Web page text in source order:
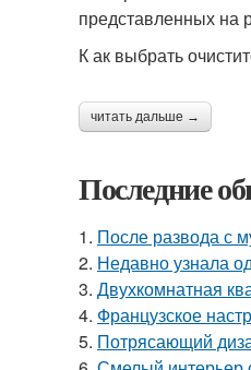
представленных на
К ак выбрать
читать дальше →
Последние
1. После развода с
2. Недавно узнала
3. Двухкомнатная
4. Французское
5. Потрясающий